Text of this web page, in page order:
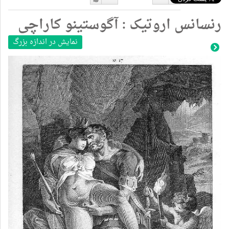
دوست
دارم
دوست
نداشتن
رنسانس اروتیک : آگوستینو کاراچی
نمایش در اندازه بزرگ